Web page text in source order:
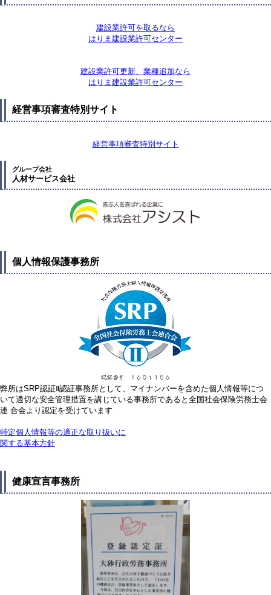
建設業許可を取るなら
はりま建設業許可センター
建設業許可更新、業種追加なら
はりま建設業許可センター
経営事項審査特別サイト
経営事項審査特別サイト
グループ会社
人材サービス会社
個人情報保護事務所
弊所はSRP認証Ⅱ認証事務所として、マイナンバーを含めた個人情報等につ
いて適切な安全管理措置を講じている事務所であると全国社会保険労務士会
連 合会より認定を受けています
特定個人情報等の適正な取り扱いに
関する基本方針
健康宣言事務所